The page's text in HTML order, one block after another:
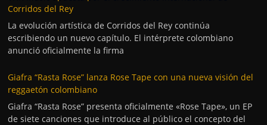
Corridos del Rey
La evolución artística de Corridos del Rey continúa
escribiendo un nuevo capítulo. El intérprete colombiano
anunció oficialmente la firma
Giafra “Rasta Rose” lanza Rose Tape con una nueva visión del
reggaetón colombiano
Giafra “Rasta Rose” presenta oficialmente «Rose Tape», un EP
de siete canciones que introduce al público el concepto del